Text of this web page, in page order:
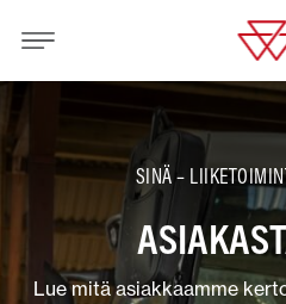
SINÄ –
Lue mitä asiakkaamme